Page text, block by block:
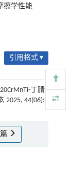
擦学性能
引用格式 ▾
丁腈
, 2025, 44(06):